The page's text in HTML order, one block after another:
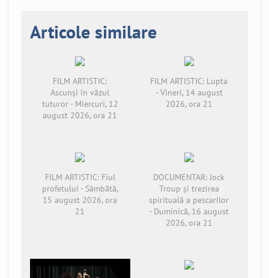
Articole similare
FILM ARTISTIC:
Ascunși în văzul
tuturor - Miercuri, 12
august 2026, ora 21
FILM ARTISTIC: Lupta
- Vineri, 14 august
2026, ora 21
FILM ARTISTIC: Fiul
profetului - Sâmbătă,
15 august 2026, ora
21
DOCUMENTAR: Jock
Troup și trezirea
spirituală a pescarilor
- Duminică, 16 august
2026, ora 21